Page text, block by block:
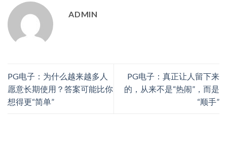
ADMIN
PG电子：为什么越来越多人
愿意长期使用？答案可能比你
想得更“简单”
PG电子：真正让人留下来
的，从来不是“热闹”，而是
“顺手”